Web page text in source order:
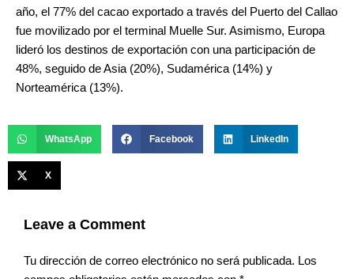
año, el 77% del cacao exportado a través del Puerto del Callao
fue movilizado por el terminal Muelle Sur. Asimismo, Europa
lideró los destinos de exportación con una participación de
48%, seguido de Asia (20%), Sudamérica (14%) y
Norteamérica (13%).
WhatsApp Facebook LinkedIn
X
Leave a Comment
Tu dirección de correo electrónico no será publicada. Los